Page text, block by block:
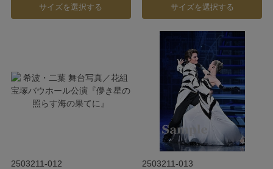
サイズを選択する サイズを選択する
2503211-012 2503211-013